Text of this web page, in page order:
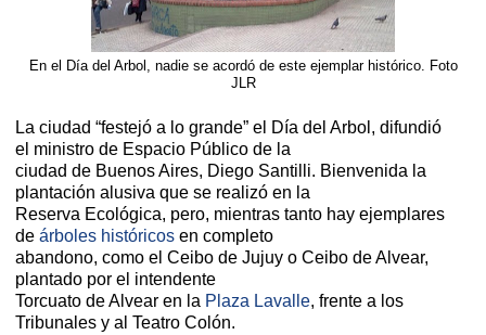
En el Día del Arbol, nadie se acordó de este ejemplar histórico. Foto
JLR
La ciudad “festejó a lo grande” el Día del Arbol, difundió
el ministro de Espacio Público de la
ciudad de Buenos Aires, Diego Santilli. Bienvenida la
plantación alusiva que se realizó en la
Reserva Ecológica, pero, mientras tanto hay ejemplares
de árboles históricos en completo
abandono, como el Ceibo de Jujuy o Ceibo de Alvear,
plantado por el intendente
Torcuato de Alvear en la Plaza Lavalle, frente a los
Tribunales y al Teatro Colón.